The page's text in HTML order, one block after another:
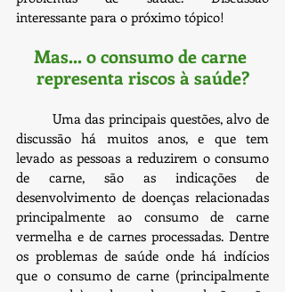
interessante para o próximo tópico!
Mas... o consumo de carne
representa riscos à saúde?
discussão há muitos anos, e que tem
levado as pessoas a reduzirem o consumo
de carne, são as indicações de
desenvolvimento de doenças relacionadas
principalmente ao consumo de carne
vermelha e de carnes processadas. Dentre
os problemas de saúde onde há indícios
que o consumo de carne (principalmente